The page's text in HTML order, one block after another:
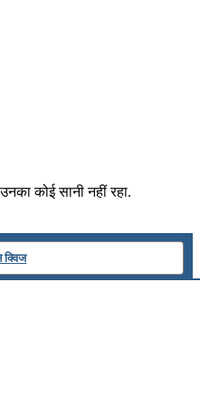
कोई सानी नहीं रहा.